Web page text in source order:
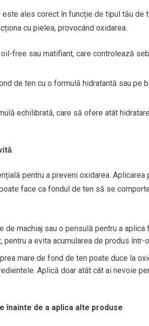
este ales corect în funcție de tipul tău de
cu pielea, provocând oxidarea.
free sau matifiant, care controlează
de ten cu o formulă hidratantă sau pe
echilibrată, care să ofere atât
pentru a preveni oxidarea. Aplicarea
face ca fondul de ten să se
de machiaj sau o pensulă pentru a aplica
a evita acumularea de produs într-
mare de fond de ten poate duce la
Aplică doar atât cât ai nevoie
înainte de a aplica alte produse